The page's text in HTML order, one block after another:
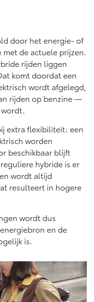
€ 36.495,-
RAV4
IN HYBRIDE
Touring
door het energie- of
de actuele prijzen.
rijden liggen
komt doordat een
wordt afgelegd,
rijden op benzine —
extra flexibiliteit: een
worden
beschikbaar blijft
hybride is er
wordt altijd
resulteert in hogere
wordt dus
en de
is.